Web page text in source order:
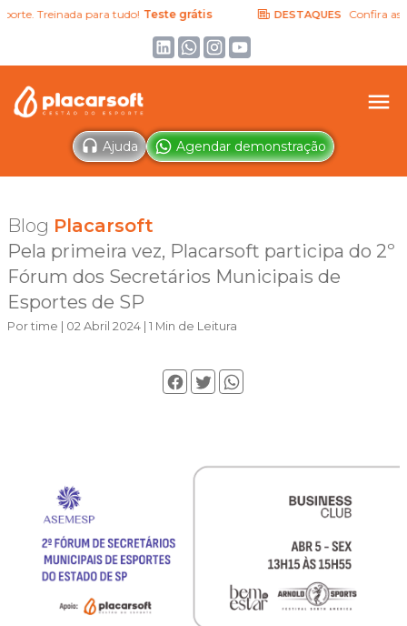
Treinada para tudo! Teste grátis DESTAQUES Confira as
Ajuda Agendar demonstração
Blog Placarsoft
Pela primeira vez, Placarsoft participa do 2º
Fórum dos Secretários Municipais de
Esportes de SP
Por time | 02 Abril 2024 | 1 Min de Leitura